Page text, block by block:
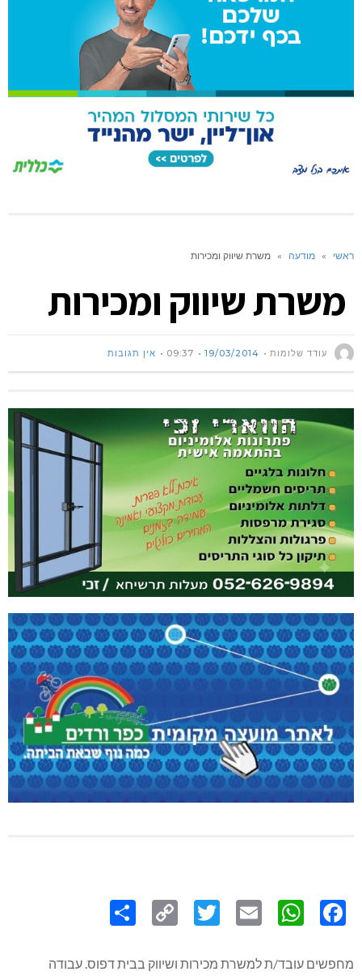
ראשי » מודעה » משרת שיווק ומכירות
משרת שיווק ומכירות
עודד שלומות 19/03/2014
09:37 אין תגובות
Link
מחפשים עובד/ת למשרת מכירות ושיווק בבית דפוס. עבודה